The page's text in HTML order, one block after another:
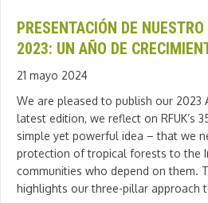
PRESENTACIÓN DE
2023: UN AÑO DE
21 mayo 2024
We are pleased to publish our 2023
latest edition, we reflect on RFUK’s
simple yet powerful idea – that we
protection of tropical forests to the
communities who depend on them.
highlights our three-pillar approach